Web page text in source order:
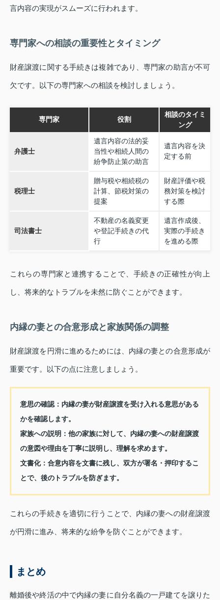
言内容の実現がスムーズに行われます。
専門家への相談の重要性とタイミング
財産譲渡に関する手続きは複雑であり、専門家の助言が不可
欠です。以下の専門家への相談を検討しましょう。
専門家 役割
相談のタイミ
ング
弁護士
遺言内容の法的妥
当性や相続人間の
紛争防止策の助言
遺言内容を決
定する前
税理士
贈与税や相続税の
計算、節税対策の
提案
財産評価や税
務対策を検討
する際
司法書士
不動産の名義変更
や登記手続きの代
行
遺言作成後、
実際の手続き
を進める際
これらの専門家と連携することで、手続きの正確性が向上
し、将来的なトラブルを未然に防ぐことができます。
内縁の妻との合意形成と家族関係の調整
財産譲渡を円滑に進めるためには、内縁の妻との合意形成が
重要です。以下の点に注意しましょう。
意思の確認：内縁の妻が財産譲渡を受け入れる意思がある
かを確認します。
家族への説明 ：他の家族に対して、内縁の妻への財産譲渡
の意図や理由を丁寧に説明し、理解を求めます。
文書化：合意内容を文書に残し、双方が署名・押印するこ
とで、後のトラブルを防ぎます。
これらの手続きを適切に行うことで、内縁の妻への財産譲渡
が円滑に進み、将来的な紛争を防ぐことができます。
まとめ
離婚後や終活の中で内縁の妻に自分名義の一戸建てを譲りた